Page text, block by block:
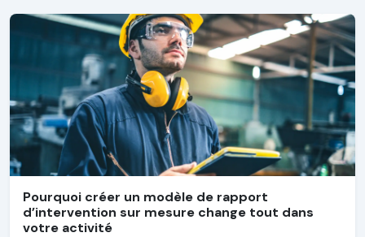
Pourquoi créer un modèle de rapport
d’intervention sur mesure change tout dans
votre activité